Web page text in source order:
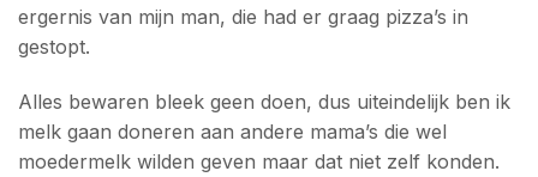
ergernis van mijn man, die had er graag pizza’s in
gestopt.
Alles bewaren bleek geen doen, dus uiteindelijk ben ik
melk gaan doneren aan andere mama’s die wel
moedermelk wilden geven maar dat niet zelf konden.